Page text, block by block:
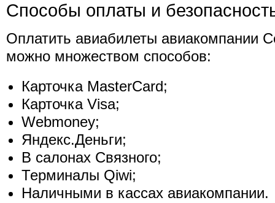
Способы оплаты и
Оплатить авиабилеты авиакомпании
можно множеством способов:
Карточка MasterCard;
Карточка Visa;
Webmoney;
Яндекс.Деньги;
В салонах Связного;
Терминалы Qiwi;
Наличными в кассах авиакомпании.